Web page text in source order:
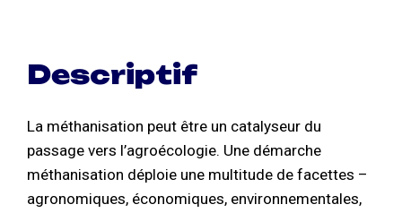
Descriptif
La méthanisation peut être un catalyseur du
passage vers l’agroécologie. Une démarche
méthanisation déploie une multitude de facettes –
agronomiques, économiques, environnementales,